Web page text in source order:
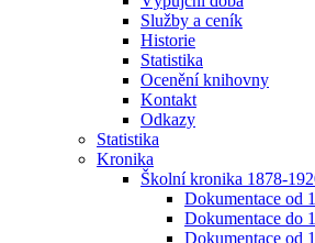
Služby a ceník
Historie
Statistika
Ocenění knihovny
Kontakt
Odkazy
Statistika
Kronika
Školní kronika 1878-
Dokumentace od
Dokumentace do
Dokumentace od